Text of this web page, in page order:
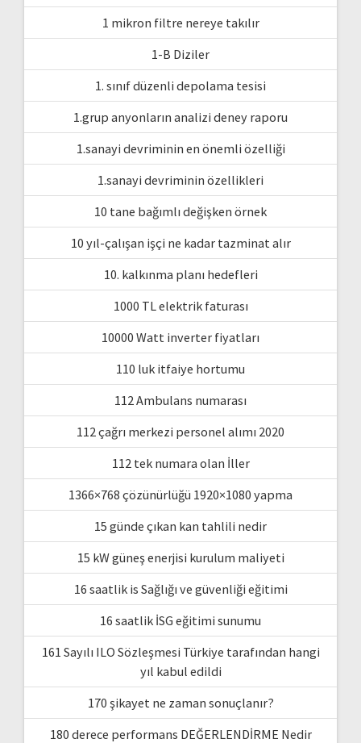
1 mikron filtre nereye takılır
1-B Diziler
1. sınıf düzenli depolama tesisi
1.grup anyonların analizi deney raporu
1.sanayi devriminin en önemli özelliği
1.sanayi devriminin özellikleri
10 tane bağımlı değişken örnek
10 yıl-çalışan işçi ne kadar tazminat alır
10. kalkınma planı hedefleri
1000 TL elektrik faturası
10000 Watt inverter fiyatları
110 luk itfaiye hortumu
112 Ambulans numarası
112 çağrı merkezi personel alımı 2020
112 tek numara olan İller
1366×768 çözünürlüğü 1920×1080 yapma
15 günde çıkan kan tahlili nedir
15 kW güneş enerjisi kurulum maliyeti
16 saatlik is Sağlığı ve güvenliği eğitimi
16 saatlik İSG eğitimi sunumu
161 Sayılı ILO Sözleşmesi Türkiye tarafından hangi
yıl kabul edildi
170 şikayet ne zaman sonuçlanır?
180 derece performans DEĞERLENDİRME Nedir